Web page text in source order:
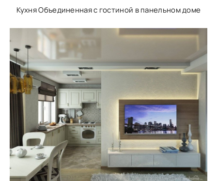
Кухня Объединенная с гостиной в панельном доме